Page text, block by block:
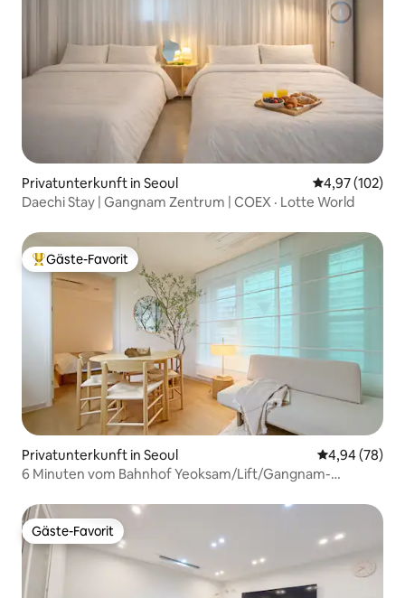
Privatunterkunft in Seoul
4,97 (102)
Daechi Stay | Gangnam Zentrum | COEX · Lotte World
Beliebter Gäste-Favorit.
Gäste-Favorit
Privatunterkunft in Seoul
4,94 (78)
6 Minuten vom Bahnhof Yeoksam/Lift/Gangnam-
Center/Charmantes Hotel
Gäste-Favorit
Gäste-Favorit